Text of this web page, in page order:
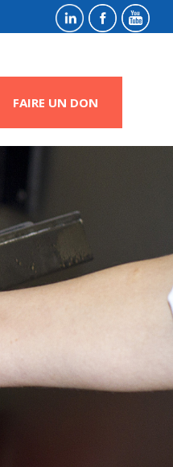
FAIRE UN DON